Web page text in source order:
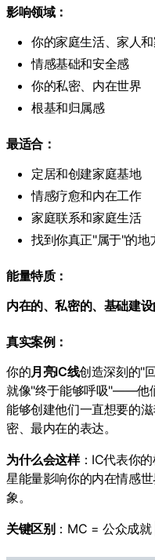
影响领域：
你的家庭生活、家人
情感基础和安全感
你的私密、内在世界
根基和归属感
最适合：
定居和创建家庭基地
情感疗愈和内在工作
家庭联系和家庭生活
找到你真正"属于"的地
能量特质：
内在的、私密的、基础建
真实案例：
你的月亮IC线创造深刻的"
就像"终于能够呼吸"——他
能够创建他们一直想要的
密、最内在的表达。
为什么会这样：IC代表你
星能量影响你的内在情感
象。
关键区别：MC = 公众成